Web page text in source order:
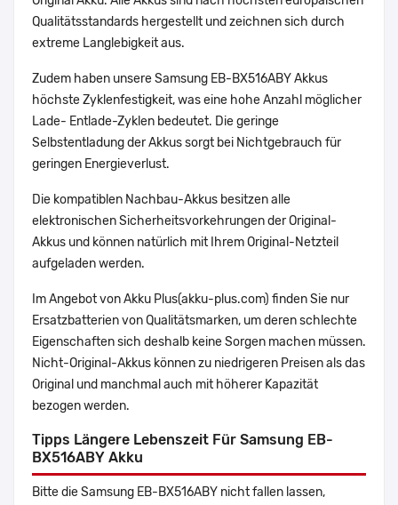
Qualitätsstandards hergestellt und zeichnen sich durch
extreme Langlebigkeit aus.
Zudem haben unsere Samsung EB-BX516ABY Akkus
höchste Zyklenfestigkeit, was eine hohe Anzahl möglicher
Lade- Entlade-Zyklen bedeutet. Die geringe
Selbstentladung der Akkus sorgt bei Nichtgebrauch für
geringen Energieverlust.
Die kompatiblen Nachbau-Akkus besitzen alle
elektronischen Sicherheitsvorkehrungen der Original-
Akkus und können natürlich mit Ihrem Original-Netzteil
aufgeladen werden.
Im Angebot von Akku Plus(akku-plus.com) finden Sie nur
Ersatzbatterien von Qualitätsmarken, um deren schlechte
Eigenschaften sich deshalb keine Sorgen machen müssen.
Nicht-Original-Akkus können zu niedrigeren Preisen als das
Original und manchmal auch mit höherer Kapazität
bezogen werden.
Tipps Längere Lebenszeit Für Samsung EB-
BX516ABY Akku
Bitte die Samsung EB-BX516ABY nicht fallen lassen,